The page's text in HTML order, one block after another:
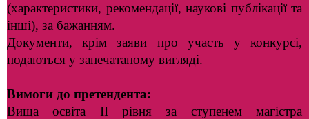
(характеристики, рекомендації, наукові публікації та
інші), за бажанням.
Документи, крім заяви про участь у конкурсі,
подаються у запечатаному вигляді.
Вимоги до претендента:
Вища освіта ІІ рівня за ступенем магістра